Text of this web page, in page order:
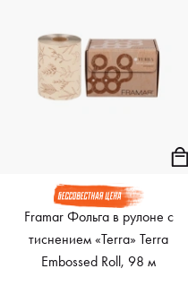
Framar Фольга в рулоне с
тиснением «Terra» Terra
Embossed Roll, 98 м